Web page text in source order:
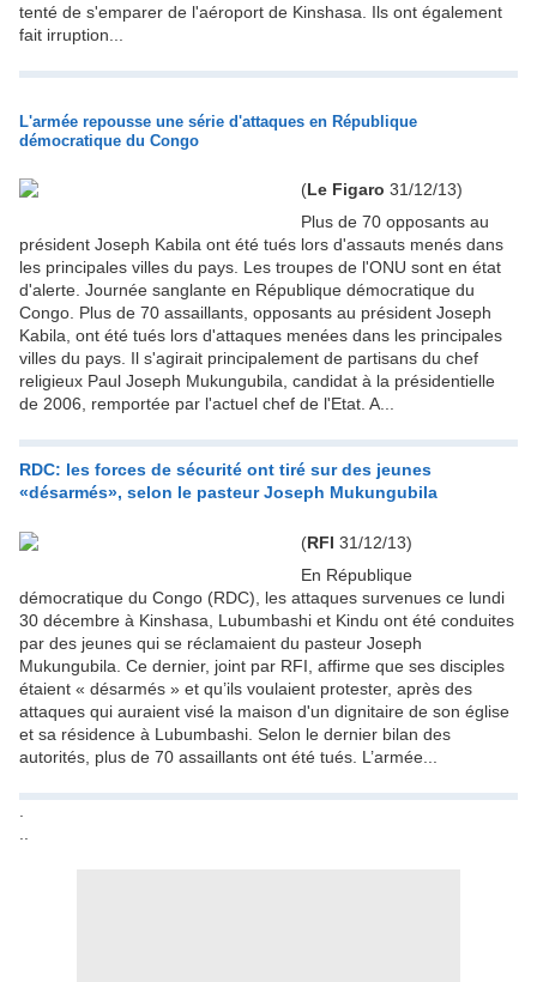
tenté de s'emparer de l'aéroport de Kinshasa. Ils ont également
fait irruption...
L'armée repousse une série d'attaques en République
démocratique du Congo
(Le Figaro 31/12/13)
Plus de 70 opposants au
président Joseph Kabila ont été tués lors d'assauts menés dans
les principales villes du pays. Les troupes de l'ONU sont en état
d'alerte. Journée sanglante en République démocratique du
Congo. Plus de 70 assaillants, opposants au président Joseph
Kabila, ont été tués lors d'attaques menées dans les principales
villes du pays. Il s'agirait principalement de partisans du chef
religieux Paul Joseph Mukungubila, candidat à la présidentielle
de 2006, remportée par l'actuel chef de l'Etat. A...
RDC: les forces de sécurité ont tiré sur des jeunes
«désarmés», selon le pasteur Joseph Mukungubila
(RFI 31/12/13)
En République
démocratique du Congo (RDC), les attaques survenues ce lundi
30 décembre à Kinshasa, Lubumbashi et Kindu ont été conduites
par des jeunes qui se réclamaient du pasteur Joseph
Mukungubila. Ce dernier, joint par RFI, affirme que ses disciples
étaient « désarmés » et qu’ils voulaient protester, après des
attaques qui auraient visé la maison d'un dignitaire de son église
et sa résidence à Lubumbashi. Selon le dernier bilan des
autorités, plus de 70 assaillants ont été tués. L’armée...